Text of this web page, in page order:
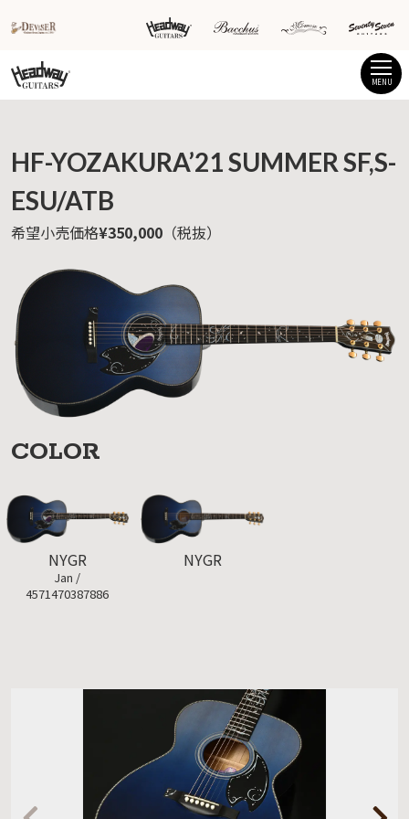
MENU
HF-YOZAKURA’21 SUMMER SF,S-
ESU/ATB
希望小売価格¥350,000 （税抜）
COLOR
NYGR
Jan /
4571470387886
NYGR